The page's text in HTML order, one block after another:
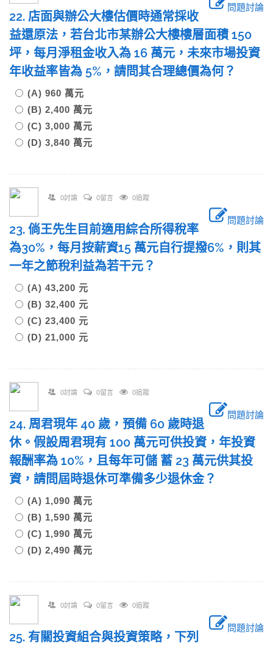
問題討論
22. 店面與辦公大樓估價時通常採收
益還原法，若台北市某辦公大樓樓層面積 150
坪，每月淨租金收入為 16 萬元，未來市場投資
年收益率皆為 5%，請問其合理總價為何？
(A) 960 萬元
(B) 2,400 萬元
(C) 3,000 萬元
(D) 3,840 萬元
0討論 0留言 0追蹤
問題討論
23. 倘王先生目前適用綜合所得稅率
為30%，每月按薪資15 萬元自行提撥6%，則其
一年之節稅利益為若干元？
(A) 43,200 元
(B) 32,400 元
(C) 23,400 元
(D) 21,000 元
0討論 0留言 0追蹤
問題討論
24. 周君現年 40 歲，預備 60 歲時退
休。假設周君現有 100 萬元可供投資，年投資
報酬率為 10%，且每年可儲 蓄 23 萬元供其投
資，請問屆時退休可準備多少退休金？
(A) 1,090 萬元
(B) 1,590 萬元
(C) 1,990 萬元
(D) 2,490 萬元
0討論 0留言 0追蹤
問題討論
25. 有關投資組合與投資策略，下列